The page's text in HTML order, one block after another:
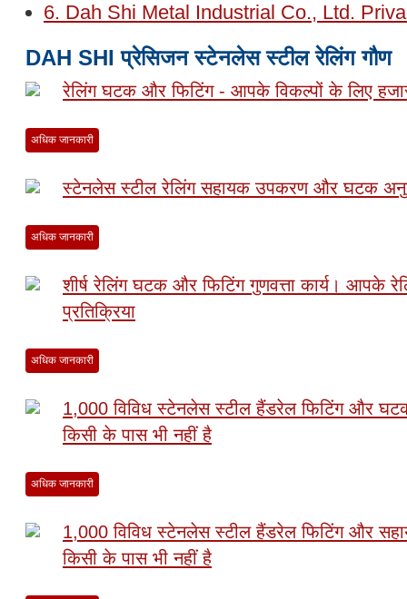
6. Dah Shi Metal Industrial Co., Ltd.
DAH SHI प्रेसिजन स्टेनलेस स्टील रेलिंग गौण
रेलिंग घटक और फिटिंग - आपके विकल्पों के लिए
अधिक जानकारी
स्टेनलेस स्टील रेलिंग सहायक उपकरण और घटक
अधिक जानकारी
शीर्ष रेलिंग घटक और फिटिंग गुणवत्ता कार्य। आपके
प्रतिक्रिया
अधिक जानकारी
1,000 विविध स्टेनलेस स्टील हैंडरेल फिटिंग और
किसी के पास भी नहीं है
अधिक जानकारी
1,000 विविध स्टेनलेस स्टील हैंडरेल फिटिंग और
किसी के पास भी नहीं है